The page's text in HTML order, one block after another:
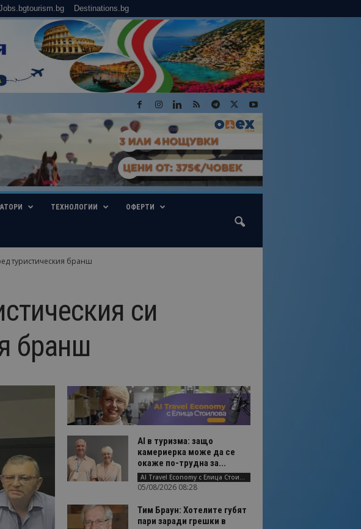
Destinations.bg
ТЕХНОЛОГИИ ОФЕРТИ
туристическия бранш
си
бранш
AI в туризма: защо
камериерка може да се
окаже по-трудна за...
AI Travel Economy с Елица Стоилова
05/08/2026 08:28
Тим Браун: Хотелите губят
пари заради грешки в